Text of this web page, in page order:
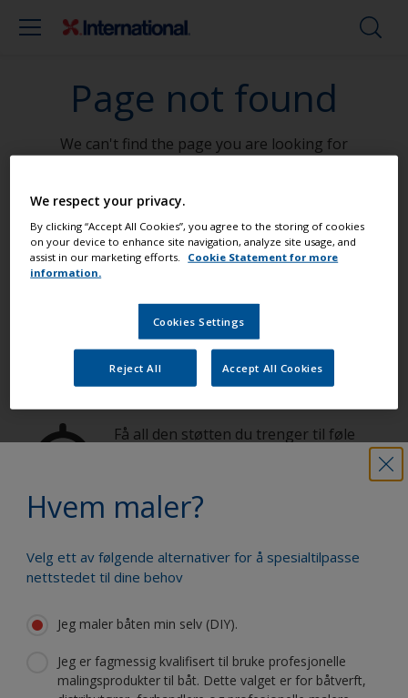
Page not found
We can't find the page you are looking for
Go To Home
Hvem maler?
Velg ett av følgende alternativer for å spesialtilpasse
nettstedet til dine behov
Jeg maler båten min selv (DIY).
Jeg er fagmessig kvalifisert til bruke profesjonelle
malingsprodukter til båt. Dette valget er for båtverft,
Mal båten din som en proff
Finn de beste produktene for å holde
båten din i topp stand
Få all den støtten du trenger til føle
og vitenskapelige kompetanse
Følg International:
We respect your privacy.
By clicking “Accept All Cookies”, you agree to the storing of cookies
on your device to enhance site navigation, analyze site usage, and
assist in our marketing efforts.
Cookie Statement for more
information.
Cookies Settings
Reject All Accept All Cookies